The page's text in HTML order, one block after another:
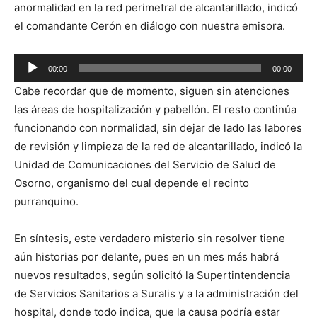
anormalidad en la red perimetral de alcantarillado, indicó
el comandante Cerón en diálogo con nuestra emisora.
Reproductor
de
audio
00:00 00:00
Cabe recordar que de momento, siguen sin atenciones
las áreas de hospitalización y pabellón. El resto continúa
funcionando con normalidad, sin dejar de lado las labores
de revisión y limpieza de la red de alcantarillado, indicó la
Unidad de Comunicaciones del Servicio de Salud de
Osorno, organismo del cual depende el recinto
purranquino.
En síntesis, este verdadero misterio sin resolver tiene
aún historias por delante, pues en un mes más habrá
nuevos resultados, según solicitó la Supertintendencia
de Servicios Sanitarios a Suralis y a la administración del
hospital, donde todo indica, que la causa podría estar